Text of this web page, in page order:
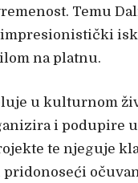
Temu
impresionistički
na platnu.
u kulturnom
i podupire
te njeguje
pridonoseći